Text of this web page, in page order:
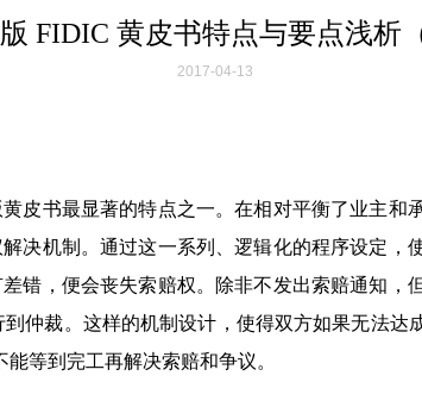
FIDIC 黄皮书特点与要点浅析
2017-04-13
皮书最显著的特点之一。在相对平衡了业主和
决机制。通过这一系列、逻辑化的程序设定，
错，便会丧失索赔权。除非不发出索赔通知，
仲裁。这样的机制设计，使得双方如果无法达
等到完工再解决索赔和争议。